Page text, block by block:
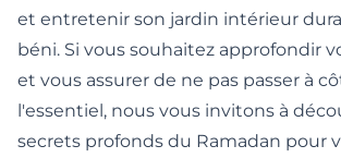
et entretenir son jardin intérieur
béni. Si vous souhaitez approfondir
et vous assurer de ne pas passer à
l'essentiel, nous vous invitons à
secrets profonds du Ramadan pour